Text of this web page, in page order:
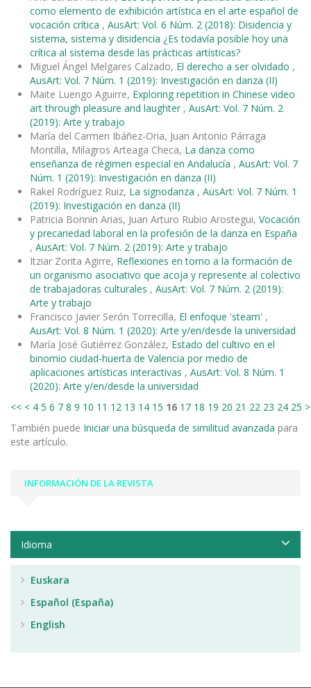
como elemento de exhibición artística en el arte español de
vocación crítica , AusArt: Vol. 6 Núm. 2 (2018): Disidencia y
sistema, sistema y disidencia ¿Es todavía posible hoy una
crítica al sistema desde las prácticas artísticas?
Miguel Ángel Melgares Calzado, El derecho a ser olvidado ,
AusArt: Vol. 7 Núm. 1 (2019): Investigación en danza (II)
Maite Luengo Aguirre, Exploring repetition in Chinese video
art through pleasure and laughter , AusArt: Vol. 7 Núm. 2
(2019): Arte y trabajo
María del Carmen Ibáñez-Oria, Juan Antonio Párraga
Montilla, Milagros Arteaga Checa, La danza como
enseñanza de régimen especial en Andalucía , AusArt: Vol. 7
Núm. 1 (2019): Investigación en danza (II)
Rakel Rodríguez Ruiz, La signodanza , AusArt: Vol. 7 Núm. 1
(2019): Investigación en danza (II)
Patricia Bonnin Arias, Juan Arturo Rubio Arostegui, Vocación
y precariedad laboral en la profesión de la danza en España
, AusArt: Vol. 7 Núm. 2 (2019): Arte y trabajo
Itziar Zorita Agirre, Reflexiones en torno a la formación de
un organismo asociativo que acoja y represente al colectivo
de trabajadoras culturales , AusArt: Vol. 7 Núm. 2 (2019):
Arte y trabajo
Francisco Javier Serón Torrecilla, El enfoque 'steam' ,
AusArt: Vol. 8 Núm. 1 (2020): Arte y/en/desde la universidad
María José Gutiérrez González, Estado del cultivo en el
binomio ciudad-huerta de Valencia por medio de
aplicaciones artísticas interactivas , AusArt: Vol. 8 Núm. 1
(2020): Arte y/en/desde la universidad
<< < 4 5 6 7 8 9 10 11 12 13 14 15 16 17 18 19 20 21 22 23 24 25 >
También puede Iniciar una búsqueda de similitud avanzada para
este artículo.
INFORMACIÓN DE LA REVISTA
Idioma
Euskara
Español (España)
English